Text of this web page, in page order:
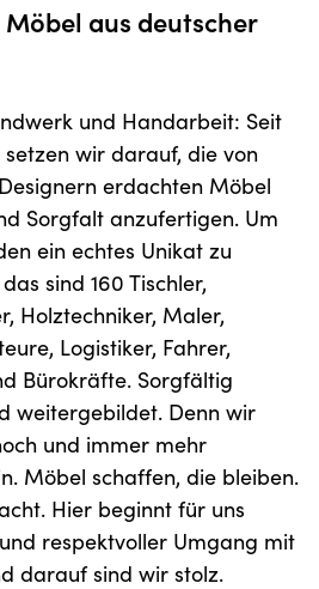
aus deutscher
und Handarbeit: Seit
wir darauf, die von
erdachten Möbel
Sorgfalt anzufertigen. Um
ein echtes Unikat zu
sind 160 Tischler,
Holztechniker, Maler,
Logistiker, Fahrer,
Bürokräfte. Sorgfältig
weitergebildet. Denn wir
und immer mehr
Möbel schaffen, die bleiben.
Hier beginnt für uns
respektvoller Umgang mit
darauf sind wir stolz.